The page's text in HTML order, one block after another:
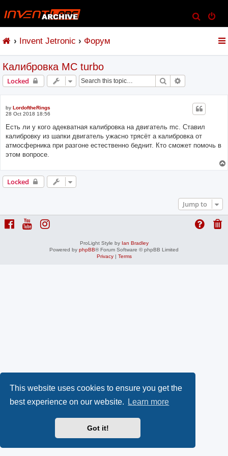
This website uses cookies to ensure you get the
best experience on our website.
Learn more
Got it!
e
Invent Jetronic Форум
Калибровка MC turbo
Locked Search
by LordoftheRings
28 Oct 2018 18:56
Есть ли у кого адекватная калибровка на двигатель mc. Ставил
калибровку из шапки двигатель ужасно трясёт а калибровка от
атмосферника при разгоне естественно беднит. Кто сможет помочь в
этом вопросе.
Locked
Jump to
ProLight Style by Ian Bradley
Powered by phpBB® Forum Software © phpBB Limited
Privacy| Terms